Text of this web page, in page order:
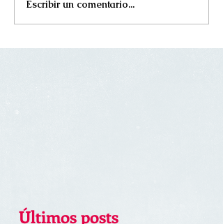
Últimos posts
Escribir un comentario...